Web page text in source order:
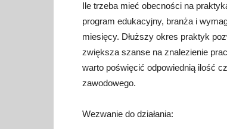
Ile trzeba mieć obecności na
program edukacyjny, branża i
miesięcy. Dłuższy okres praktyk
zwiększa szanse na znalezienie
warto poświęcić odpowiednią ilość
zawodowego.
Wezwanie do działania: